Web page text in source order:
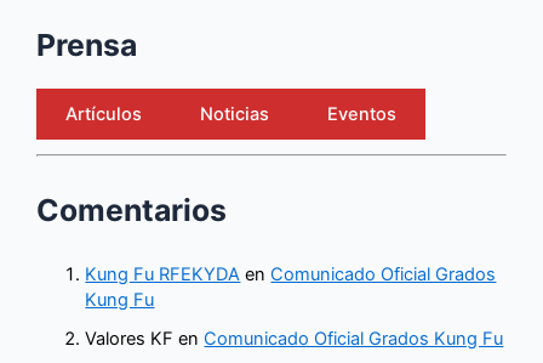
Prensa
Artículos Noticias Eventos
Comentarios
Kung Fu RFEKYDA enComunicado Oficial Grados
Kung Fu
Valores KF enComunicado Oficial Grados Kung Fu